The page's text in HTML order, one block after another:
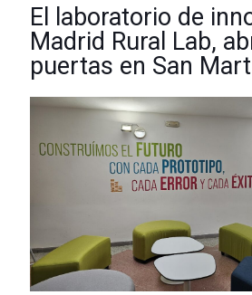
El laboratorio de
Madrid Rural Lab,
puertas en San